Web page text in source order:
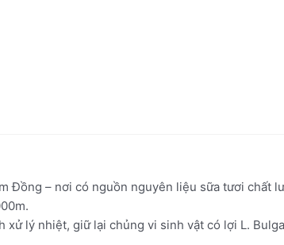
Đồng – nơi có nguồn nguyên liệu sữa tươi chất
lý nhiệt, giữ lại chủng vi sinh vật có lợi L.